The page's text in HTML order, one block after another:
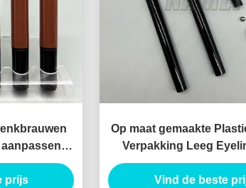
container
prijs
Op maat gemaakte
Verpakking Leeg
Privé Logo Leeg
Vind de beste